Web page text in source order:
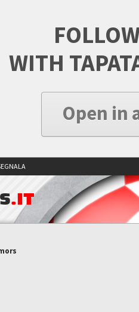
WITH
Open in
.IT